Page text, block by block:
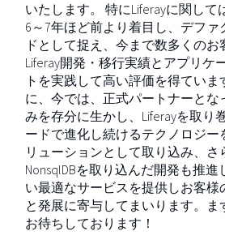
いたします。 特にLiferayに関して
6～7年ほど前より着目し、デファ
ドとして捉え、今まで数多くのお
Liferay開発・移行実績とアプリケ
トを実践して高い評価を得ていま
に、今では、正式パートナーとな
みを存分に生かし、Liferayを取り
ードで進化し続けるテクノロジー
リューションとして取り込み、さ
NonsqlDBを取り込んだ開発も推
い最適なサービスを提供しお客様
と発展に寄与してまいります。ま
お待ちしております！